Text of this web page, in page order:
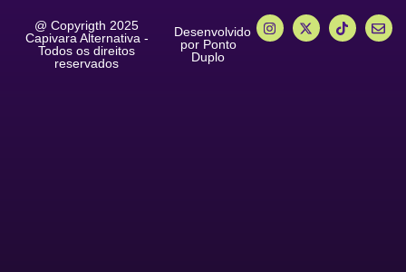
@ Copyrigth 2025
Capivara Alternativa -
Todos os direitos
reservados
Desenvolvido
por Ponto
Duplo